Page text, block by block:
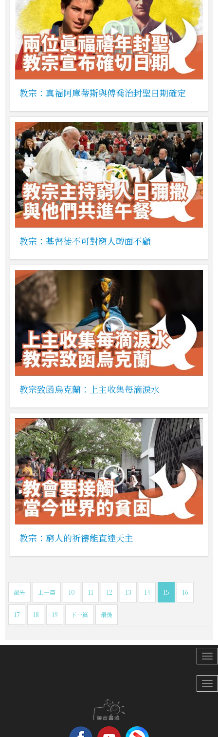
教宗：真福阿庫蒂斯與傅喬治封聖日期確定
教宗：基督徒不可對窮人轉面不顧
教宗致函烏克蘭：上主收集每滴淚水
教宗：窮人的祈禱能直達天主
最先 上一篇 10 11 12 13 14 15 16
17 18 19 下一篇 最後